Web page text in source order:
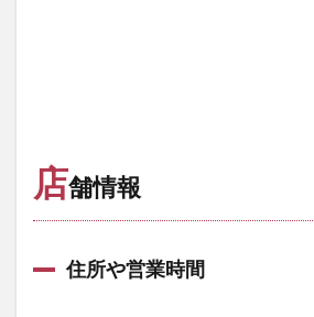
店舗情報
住所や営業時間